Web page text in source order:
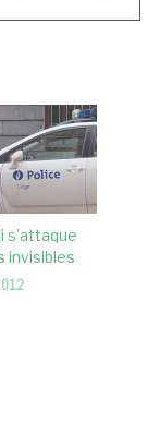
s’attaque
invisibles